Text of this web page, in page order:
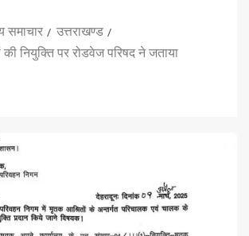
समाचार
उत्तराखण्ड
नियुक्ति पर रोडवेज परिषद ने जताया